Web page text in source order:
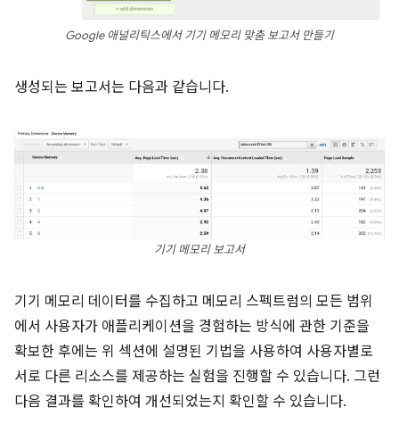
Google 애널리틱스에서 기기 메모리 맞춤 보고서 만들기
생성되는 보고서는 다음과 같습니다.
기기 메모리 보고서
기기 메모리 데이터를 수집하고 메모리 스펙트럼의 모든 범위
에서 사용자가 애플리케이션을 경험하는 방식에 관한 기준을
확보한 후에는 위 섹션에 설명된 기법을 사용하여 사용자별로
서로 다른 리소스를 제공하는 실험을 진행할 수 있습니다. 그런
다음 결과를 확인하여 개선되었는지 확인할 수 있습니다.